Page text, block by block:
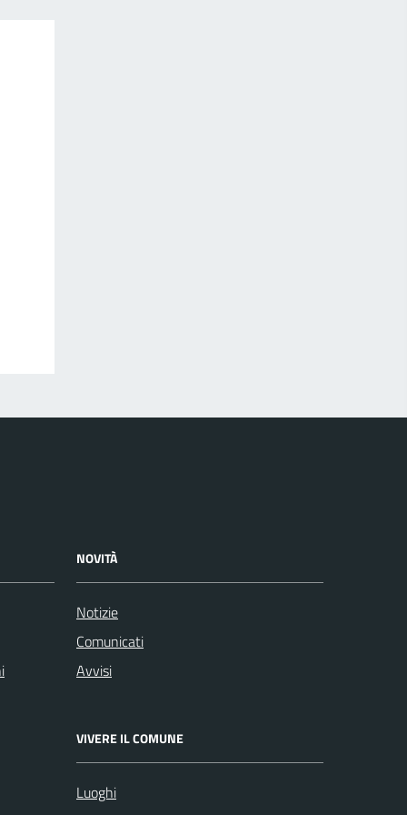
NOVITÀ
Notizie
Comunicati
Avvisi
VIVERE IL COMUNE
Luoghi